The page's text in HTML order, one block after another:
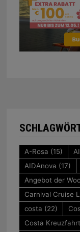
A-Rosa (15)
AIDAnova (17)
Angebot der
Carnival Cruise
costa (22)
Costa